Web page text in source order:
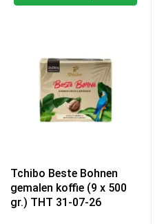
Tchibo Beste Bohnen
gemalen koffie (9 x 500
gr.) THT 31-07-26